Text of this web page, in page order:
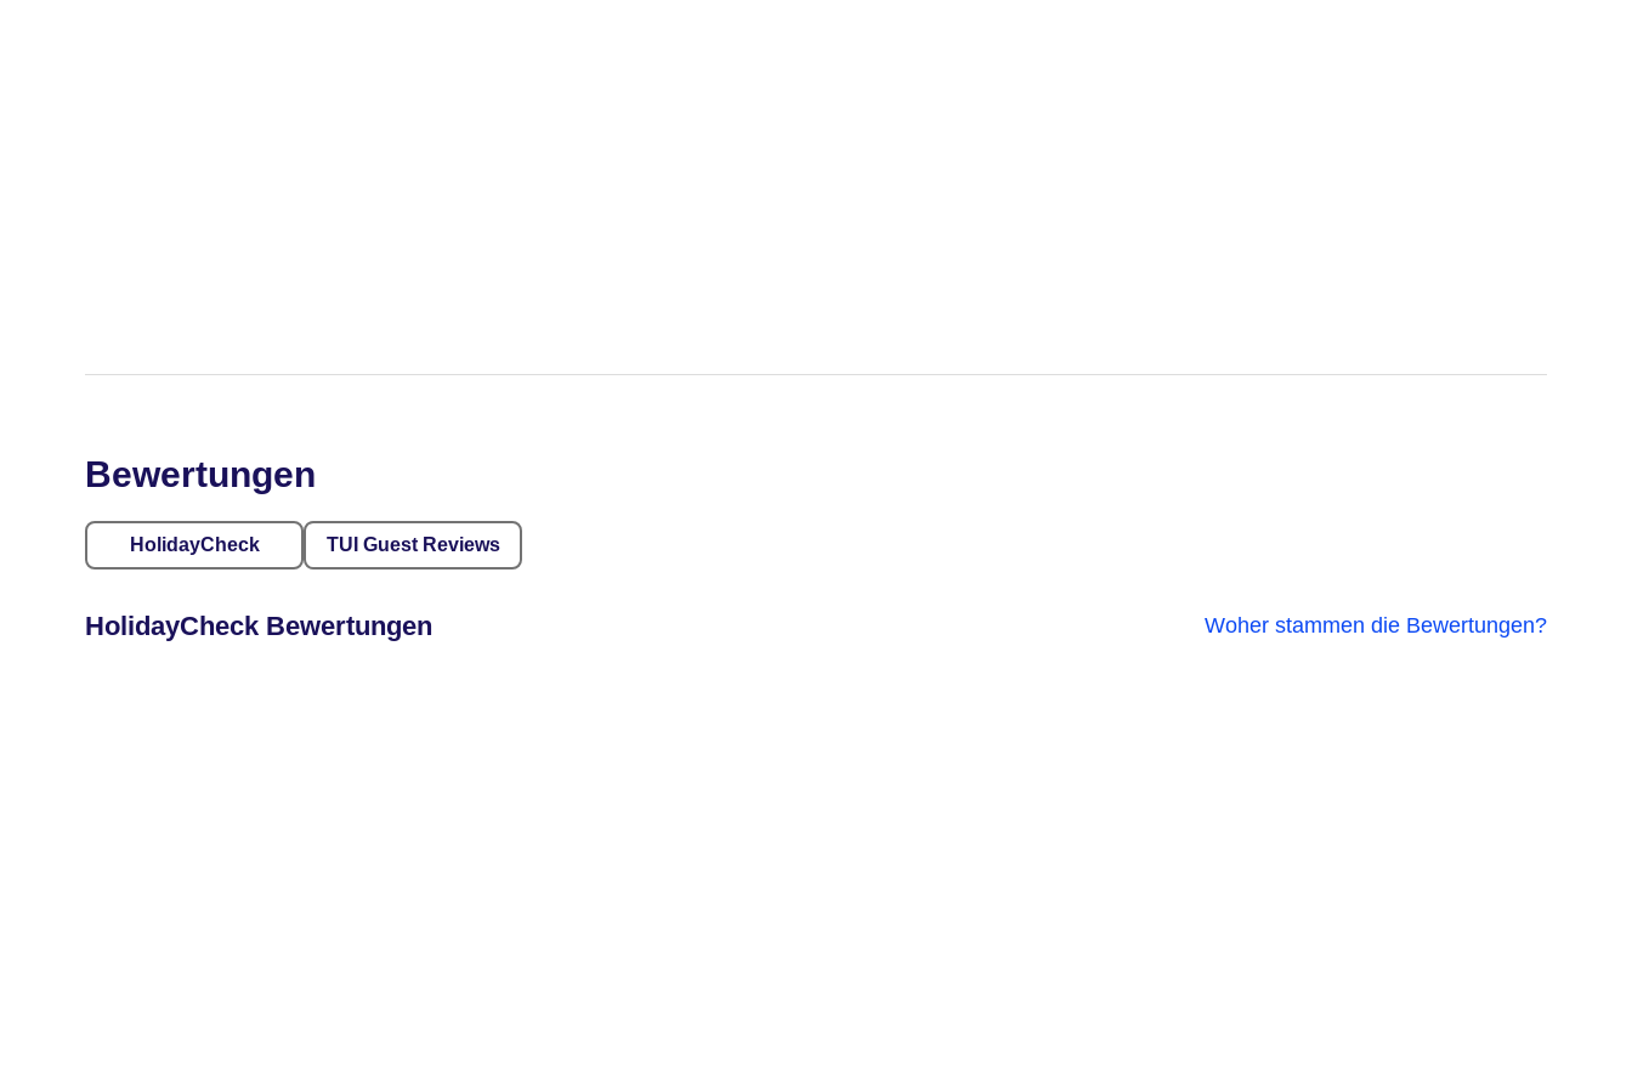
Bewertungen
HolidayCheck TUI Guest Reviews
HolidayCheck Bewertungen Woher stammen die Bewertungen?